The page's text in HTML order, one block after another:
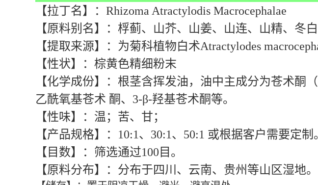
【拉丁名】：Rhizoma Atractylodis Macrocephalae
【原料别名】：桴蓟、山芥、山姜、山连、山精、冬白
【提取来源】：为菊科植物白术Atractylodes
【性状】：棕黄色精细粉末
【化学成份】：根茎含挥发油，油中主成分为苍术酮
乙酰氧基苍术 酮、3-β-羟基苍术酮等。
【性味】：温；苦、甘；
【产品规格】：10:1、30:1、50:1 或根据客户需要定制
【目数】：筛选通过100目。
【原料分布】：分布于四川、云南、贵州等山区湿地。